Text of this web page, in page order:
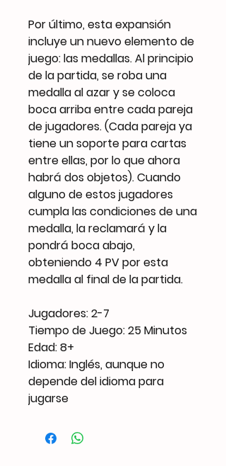
Por último, esta expansión
incluye un nuevo elemento de
juego: las medallas. Al principio
de la partida, se roba una
medalla al azar y se coloca
boca arriba entre cada pareja
de jugadores. (Cada pareja ya
tiene un soporte para cartas
entre ellas, por lo que ahora
habrá dos objetos). Cuando
alguno de estos jugadores
cumpla las condiciones de una
medalla, la reclamará y la
pondrá boca abajo,
obteniendo 4 PV por esta
medalla al final de la partida.
Jugadores: 2-7
Tiempo de Juego: 25 Minutos
Edad: 8+
Idioma: Inglés, aunque no
depende del idioma para
jugarse